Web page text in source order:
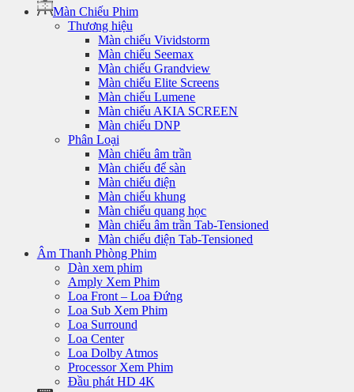
Màn Chiếu Phim
Thương hiệu
Màn chiếu Vividstorm
Màn chiếu Seemax
Màn chiếu Grandview
Màn chiếu Elite Screens
Màn chiếu Lumene
Màn chiếu AKIA SCREEN
Màn chiếu DNP
Phân Loại
Màn chiếu âm trần
Màn chiếu để sàn
Màn chiếu điện
Màn chiếu khung
Màn chiếu quang học
Màn chiếu âm trần Tab-Tensioned
Màn chiếu điện Tab-Tensioned
Âm Thanh Phòng Phim
Dàn xem phim
Amply Xem Phim
Loa Front – Loa Đứng
Loa Sub Xem Phim
Loa Surround
Loa Center
Loa Dolby Atmos
Processor Xem Phim
Đầu phát HD 4K